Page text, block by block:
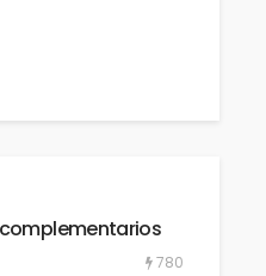
complementarios
780